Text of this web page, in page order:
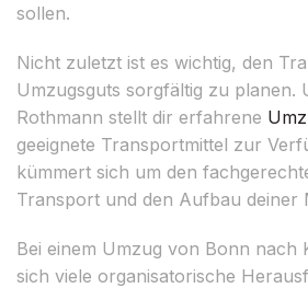
sollen.
Nicht zuletzt ist es wichtig, den
Umzugsguts sorgfältig zu planen.
Rothmann stellt dir erfahrene
geeignete Transportmittel zur
kümmert sich um den
Transport und den Aufbau deiner
Bei einem Umzug von Bonn nach
sich viele organisatorische